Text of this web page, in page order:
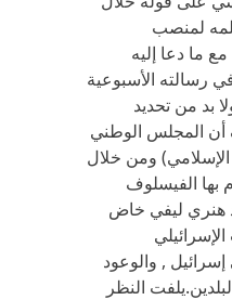
لمنصب
ما دعا إليه
رسالته الأسبوعية
بد من تحديد
المجلس الوطني
الإسلامي) ومن خلال
الفيسلوف
هنري ليفي خاض
إسرائيل , والوعود
النظر